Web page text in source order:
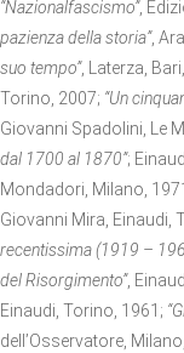
“Nazionalfascismo”,
pazienza della storia”,
suo tempo”, Laterza,
Torino, 2007; “Un
Giovanni Spadolini, Le
dal 1700 al 1870”;
Mondadori, Milano,
Giovanni Mira, Einaudi,
recentissima (1919 –
del Risorgimento”,
Einaudi, Torino, 1961;
dell’Osservatore,